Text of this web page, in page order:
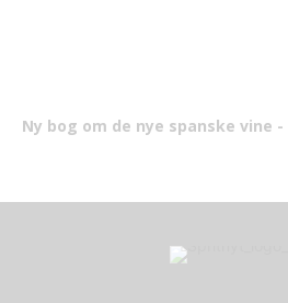
Ny bog om de nye spanske vine -